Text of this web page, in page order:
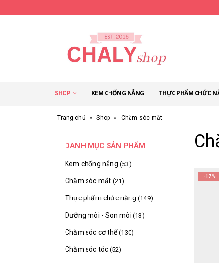
SHOP KEM CHỐNG NẮNG THỰC PHẨM CHỨC
Trang chủ » Shop » Chăm sóc mắt
-17%
DANH MỤC SẢN PHẨM
Kem chống nắng (53)
Chăm sóc mắt (21)
Thực phẩm chức năng (149)
Dưỡng môi - Son môi (13)
Chăm sóc cơ thể (130)
Chăm sóc tóc (52)